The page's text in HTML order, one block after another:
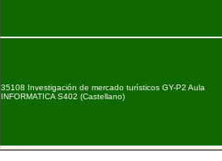
35108 Investigación de mercado turísticos GY-P2 Aula
INFORMATICA S402 (Castellano)